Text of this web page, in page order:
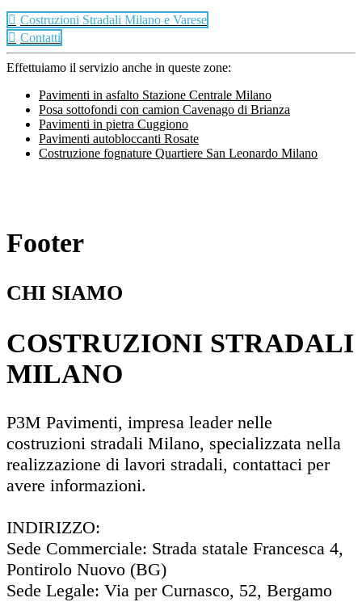
Costruzioni Stradali Milano e Varese
Contatti
Effettuiamo il servizio anche in queste zone:
Pavimenti in asfalto Stazione Centrale Milano
Posa sottofondi con camion Cavenago di Brianza
Pavimenti in pietra Cuggiono
Pavimenti autobloccanti Rosate
Costruzione fognature Quartiere San Leonardo Milano
Footer
CHI SIAMO
COSTRUZIONI STRADALI
MILANO
P3M Pavimenti, impresa leader nelle
costruzioni stradali Milano, specializzata nella
realizzazione di lavori stradali, contattaci per
avere informazioni.
INDIRIZZO:
Sede Commerciale: Strada statale Francesca 4,
Pontirolo Nuovo (BG)
Sede Legale: Via per Curnasco, 52, Bergamo